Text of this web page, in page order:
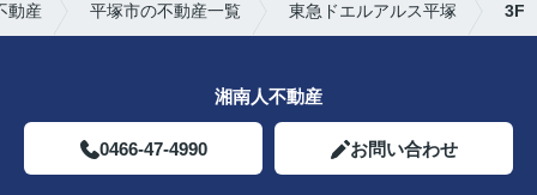
動産 平塚市の不動産一覧 東急ドエルアルス平塚 3F
湘南人不動産
0466-47-4990 お問い合わせ